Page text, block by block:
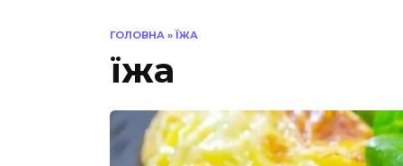
ГОЛОВНА » ЇЖА
їжа